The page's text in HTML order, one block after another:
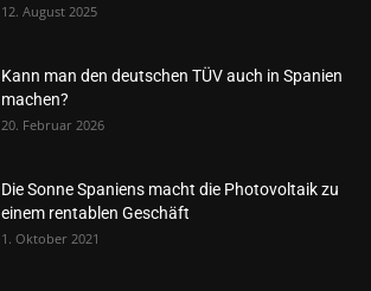
12. August 2025
Kann man den deutschen TÜV auch in Spanien
machen?
20. Februar 2026
Die Sonne Spaniens macht die Photovoltaik zu
einem rentablen Geschäft
1. Oktober 2021